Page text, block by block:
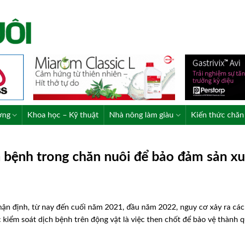
Khoa học – Kỹ thuật Nhà nông làm giàu Kiến thức
trong chăn nuôi để bảo đảm sản
định, từ nay đến cuối năm 2021, đầu năm 2022, nguy cơ xảy ra
soát dịch bệnh trên động vật là việc then chốt để bảo vệ thành